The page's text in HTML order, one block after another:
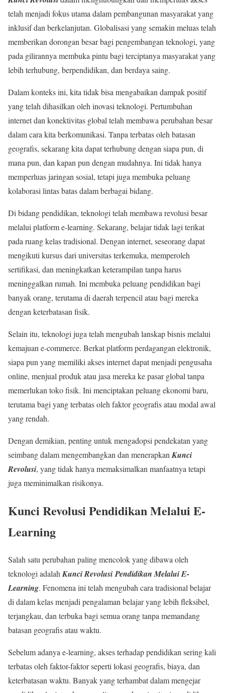
telah menjadi fokus utama dalam pembangunan masyarakat yang
inklusif dan berkelanjutan. Globalisasi yang semakin meluas telah
memberikan dorongan besar bagi pengembangan teknologi, yang
pada gilirannya membuka pintu bagi terciptanya masyarakat yang
lebih terhubung, berpendidikan, dan berdaya saing.
Dalam konteks ini, kita tidak bisa mengabaikan dampak positif
yang telah dihasilkan oleh inovasi teknologi. Pertumbuhan
internet dan konektivitas global telah membawa perubahan besar
dalam cara kita berkomunikasi. Tanpa terbatas oleh batasan
geografis, sekarang kita dapat terhubung dengan siapa pun, di
mana pun, dan kapan pun dengan mudahnya. Ini tidak hanya
memperluas jaringan sosial, tetapi juga membuka peluang
kolaborasi lintas batas dalam berbagai bidang.
Di bidang pendidikan, teknologi telah membawa revolusi besar
melalui platform e-learning. Sekarang, belajar tidak lagi terikat
pada ruang kelas tradisional. Dengan internet, seseorang dapat
mengikuti kursus dari universitas terkemuka, memperoleh
sertifikasi, dan meningkatkan keterampilan tanpa harus
meninggalkan rumah. Ini membuka peluang pendidikan bagi
banyak orang, terutama di daerah terpencil atau bagi mereka
dengan keterbatasan fisik.
Selain itu, teknologi juga telah mengubah lanskap bisnis melalui
kemajuan e-commerce. Berkat platform perdagangan elektronik,
siapa pun yang memiliki akses internet dapat menjadi pengusaha
online, menjual produk atau jasa mereka ke pasar global tanpa
memerlukan toko fisik. Ini menciptakan peluang ekonomi baru,
terutama bagi yang terbatas oleh faktor geografis atau modal awal
yang rendah.
Dengan demikian, penting untuk mengadopsi pendekatan yang
seimbang dalam mengembangkan dan menerapkanKunci
Revolusi, yang tidak hanya memaksimalkan manfaatnya tetapi
juga meminimalkan risikonya.
Kunci Revolusi Pendidikan Melalui E-
Learning
Salah satu perubahan paling mencolok yang dibawa oleh
teknologi adalah Kunci RevolusiPendidikan Melalui E-
Learning. Fenomena ini telah mengubah cara tradisional belajar
di dalam kelas menjadi pengalaman belajar yang lebih fleksibel,
terjangkau, dan terbuka bagi semua orang tanpa memandang
batasan geografis atau waktu.
Sebelum adanya e-learning, akses terhadap pendidikan sering kali
terbatas oleh faktor-faktor seperti lokasi geografis, biaya, dan
keterbatasan waktu. Banyak yang terhambat dalam mengejar